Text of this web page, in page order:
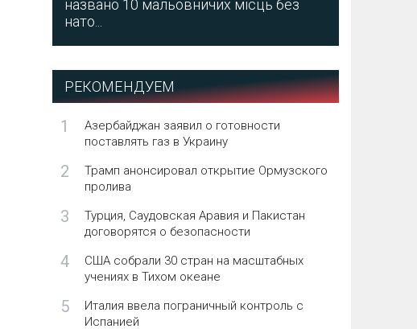
названо 10 мальовничих місць без
нато...
РЕКОМЕНДУЕМ
1
Азербайджан заявил о готовности
поставлять газ в Украину
2
Трамп анонсировал открытие Ормузского
пролива
3
Турция, Саудовская Аравия и Пакистан
договорятся о безопасности
4
США собрали 30 стран на масштабных
учениях в Тихом океане
5
Италия ввела пограничный контроль с
Испанией